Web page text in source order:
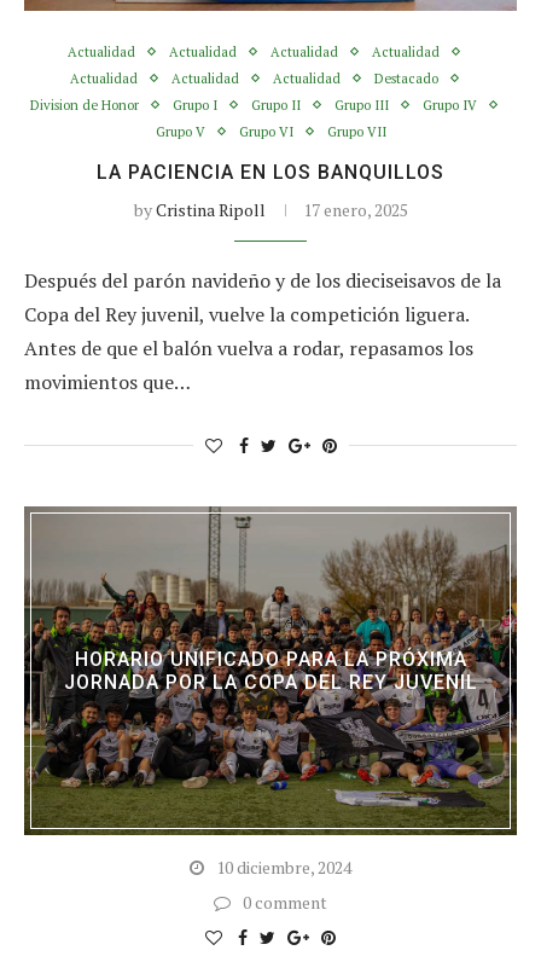
Actualidad Actualidad Actualidad
Actualidad
Actualidad
Actualidad Actualidad
Destacado
Division de Honor
Grupo I Grupo II Grupo III
Grupo IV
Grupo V
Grupo VI Grupo VII
LA PACIENCIA EN LOS BANQUILLOS
byCristina Ripoll 17 enero, 2025
Después del parón navideño y de los dieciseisavos de la
Copa del Rey juvenil, vuelve la competición liguera.
Antes de que el balón vuelva a rodar, repasamos los
movimientos que…
HORARIO UNIFICADO PARA LA PRÓXIMA
JORNADA POR LA COPA DEL REY JUVENIL
10 diciembre, 2024
0 comment